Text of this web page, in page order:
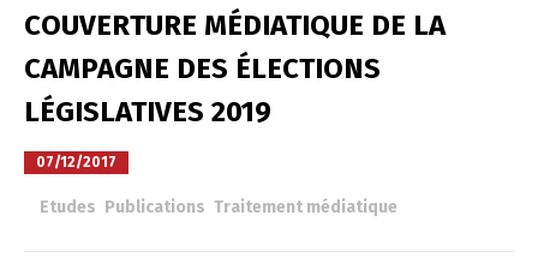
COUVERTURE MÉDIATIQUE DE LA
CAMPAGNE DES ÉLECTIONS
LÉGISLATIVES 2019
07/12/2017
Etudes Publications Traitement médiatique